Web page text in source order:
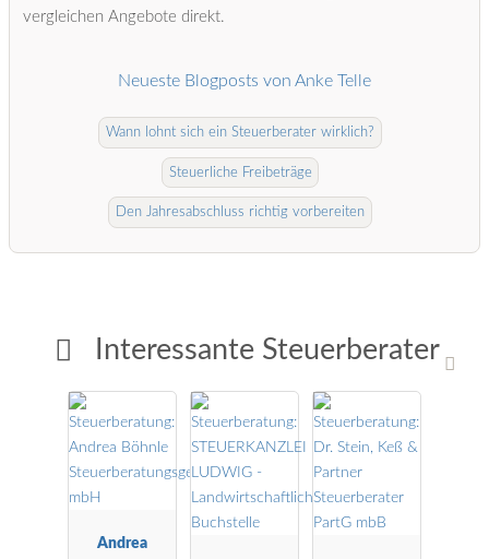
Interessante Steuerberater
Andrea
vergleichen Angebote direkt.
Neueste Blogposts von Anke Telle
Wann lohnt sich ein Steuerberater wirklich?
Steuerliche Freibeträge
Den Jahresabschluss richtig vorbereiten